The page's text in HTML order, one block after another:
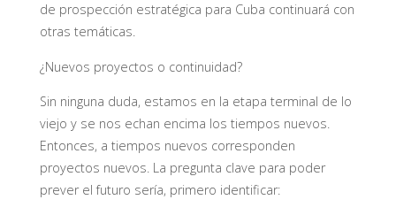
de prospección estratégica para Cuba continuará con
otras temáticas.
¿Nuevos proyectos o continuidad?
Sin ninguna duda, estamos en la etapa terminal de lo
viejo y se nos echan encima los tiempos nuevos.
Entonces, a tiempos nuevos corresponden
proyectos nuevos. La pregunta clave para poder
prever el futuro sería, primero identificar: